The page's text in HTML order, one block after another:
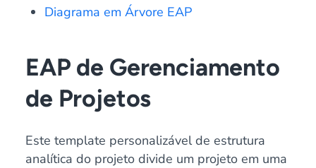
Diagrama em Árvore EAP
EAP de Gerenciamento
de Projetos
Este template personalizável de estrutura
analítica do projeto divide um projeto em uma